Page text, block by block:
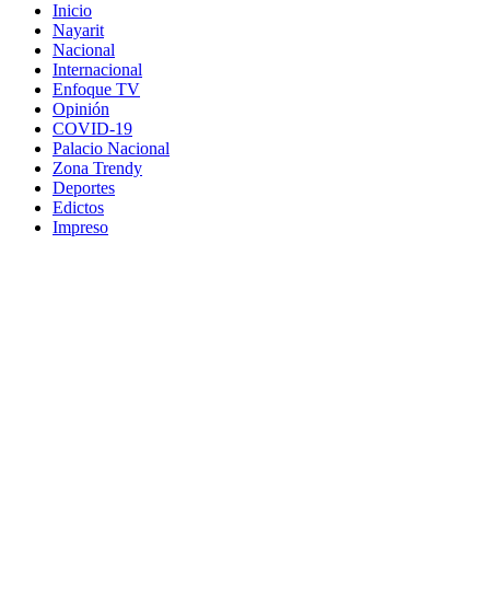
Inicio
Nayarit
Nacional
Internacional
Enfoque TV
Opinión
COVID-19
Palacio Nacional
Zona Trendy
Deportes
Edictos
Impreso